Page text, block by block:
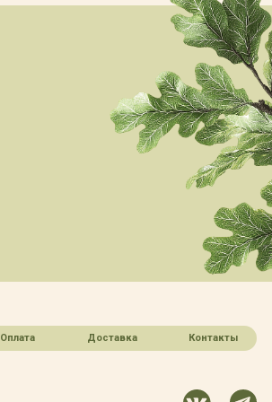
Оплата Доставка Контакты